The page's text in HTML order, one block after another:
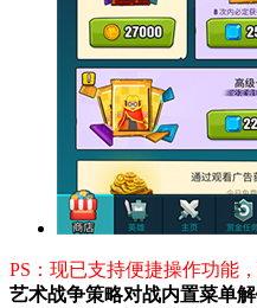
PS：现已支持便捷操作功能
艺术战争策略对战内置菜单